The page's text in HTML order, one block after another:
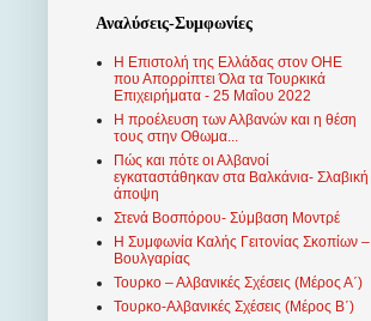
Αναλύσεις-Συμφωνίες
Η Επιστολή της Ελλάδας στον ΟΗΕ
που Απορρίπτει Όλα τα Τουρκικά
Επιχειρήματα - 25 Μαΐου 2022
Η προέλευση των Αλβανών και η θέση
τους στην Οθωμα...
Πώς και πότε οι Αλβανοί
εγκαταστάθηκαν στα Βαλκάνια- Σλαβική
άποψη
Στενά Βοσπόρου- Σύμβαση Μοντρέ
Η Συμφωνία Καλής Γειτονίας Σκοπίων –
Βουλγαρίας
Τουρκο – Αλβανικές Σχέσεις (Mέρος Α΄)
Τουρκο-Αλβανικές Σχέσεις (Μέρος Β΄)